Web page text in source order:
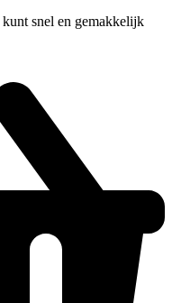
kunt snel en gemakkelijk